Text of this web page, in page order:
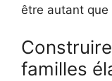
être autant
familles